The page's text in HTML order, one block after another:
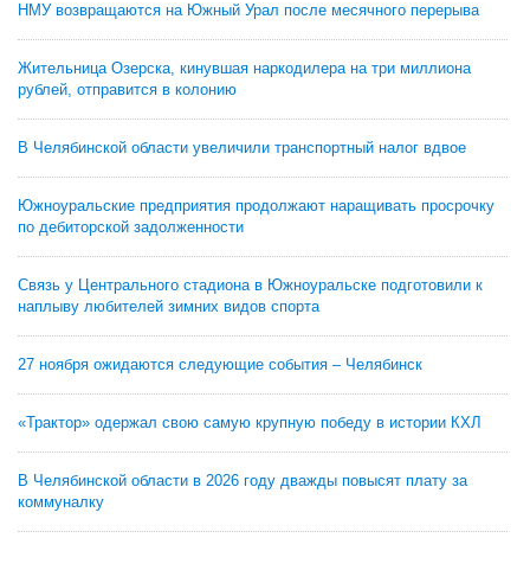
НМУ возвращаются на Южный Урал после месячного перерыва
Жительница Озерска, кинувшая наркодилера на три миллиона
рублей, отправится в колонию
В Челябинской области увеличили транспортный налог вдвое
Южноуральские предприятия продолжают наращивать просрочку
по дебиторской задолженности
Связь у Центрального стадиона в Южноуральске подготовили к
наплыву любителей зимних видов спорта
27 ноября ожидаются следующие события – Челябинск
«Трактор» одержал свою самую крупную победу в истории КХЛ
В Челябинской области в 2026 году дважды повысят плату за
коммуналку